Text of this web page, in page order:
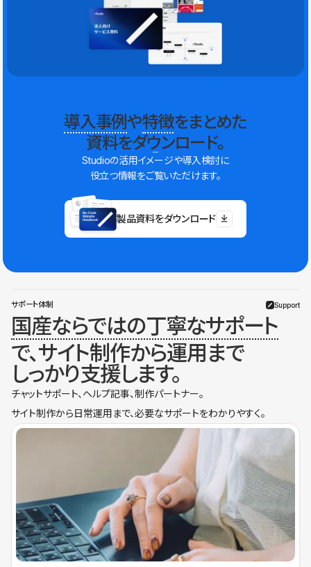
導入事例や特徴をまとめた
資料をダウンロード。
Studioの活用イメージや導入検討に
役立つ情報をご覧いただけます。
製品資料をダウンロード
サポート体制 Support
国産ならではの丁寧なサポート
で、サイト制作から運用まで
しっかり支援します。
チャットサポート、ヘルプ記事、制作パートナー。
サイト制作から日常運用まで、必要なサポートをわかりやすく。